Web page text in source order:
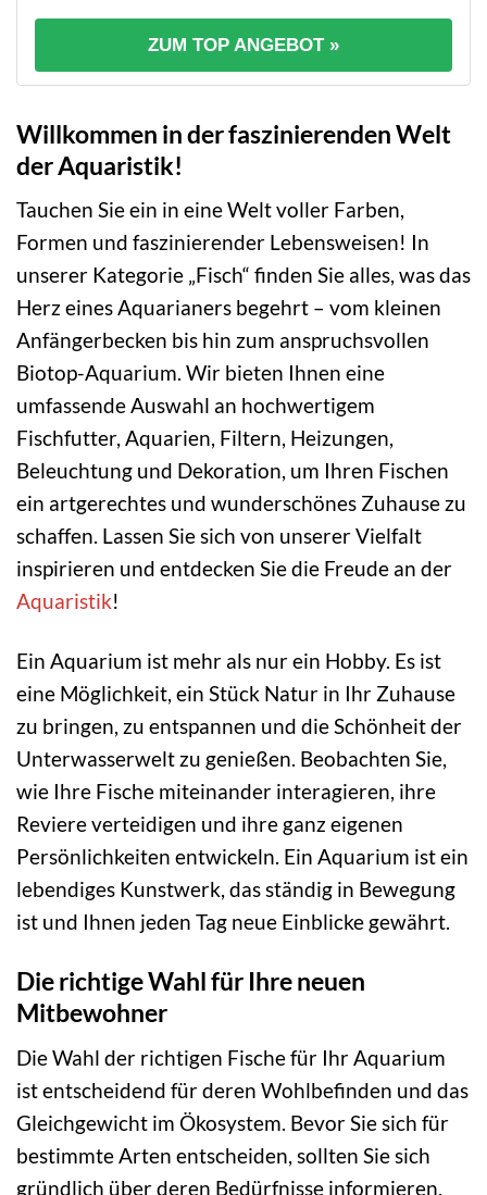
ZUM TOP ANGEBOT »
Willkommen in der faszinierenden Welt
der Aquaristik!
Tauchen Sie ein in eine Welt voller Farben,
Formen und faszinierender Lebensweisen! In
unserer Kategorie „Fisch“ finden Sie alles, was das
Herz eines Aquarianers begehrt – vom kleinen
Anfängerbecken bis hin zum anspruchsvollen
Biotop-Aquarium. Wir bieten Ihnen eine
umfassende Auswahl an hochwertigem
Fischfutter, Aquarien, Filtern, Heizungen,
Beleuchtung und Dekoration, um Ihren Fischen
ein artgerechtes und wunderschönes Zuhause zu
schaffen. Lassen Sie sich von unserer Vielfalt
inspirieren und entdecken Sie die Freude an der
Aquaristik!
Ein Aquarium ist mehr als nur ein Hobby. Es ist
eine Möglichkeit, ein Stück Natur in Ihr Zuhause
zu bringen, zu entspannen und die Schönheit der
Unterwasserwelt zu genießen. Beobachten Sie,
wie Ihre Fische miteinander interagieren, ihre
Reviere verteidigen und ihre ganz eigenen
Persönlichkeiten entwickeln. Ein Aquarium ist ein
lebendiges Kunstwerk, das ständig in Bewegung
ist und Ihnen jeden Tag neue Einblicke gewährt.
Die richtige Wahl für Ihre neuen
Mitbewohner
Die Wahl der richtigen Fische für Ihr Aquarium
ist entscheidend für deren Wohlbefinden und das
Gleichgewicht im Ökosystem. Bevor Sie sich für
bestimmte Arten entscheiden, sollten Sie sich
gründlich über deren Bedürfnisse informieren.